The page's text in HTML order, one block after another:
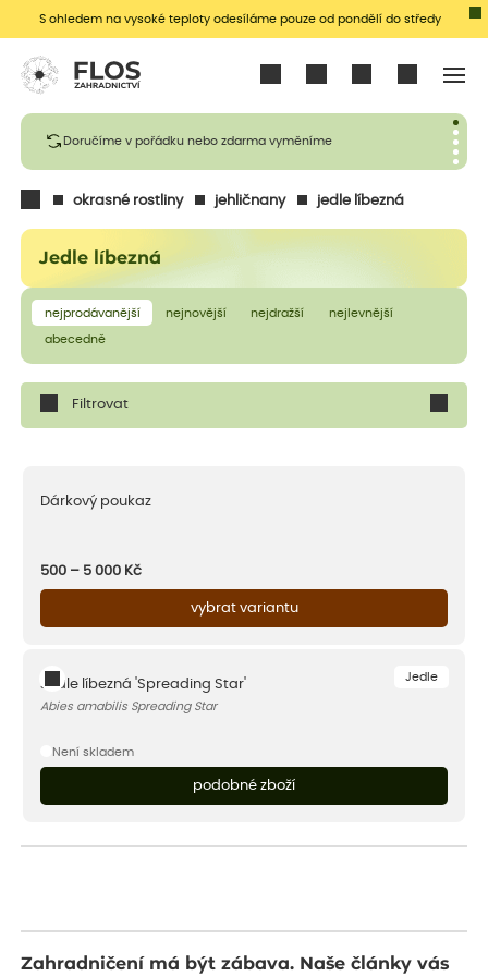
S ohledem na vysoké teploty odesíláme pouze od pondělí do středy
Doručíme v pořádku nebo zdarma vyměníme
okrasné rostliny jehličnany jedle líbezná
Jedle líbezná
nejprodávanější nejnovější nejdražší nejlevnější
abecedně
Filtrovat
Dárkový poukaz
500 – 5 000 Kč
vybrat variantu
Jedle
Jedle líbezná 'Spreading Star'
Abies amabilis Spreading Star
Není skladem
podobné zboží
Zahradničení má být zábava. Naše články vás